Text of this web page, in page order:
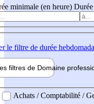
minimale (en heure)
le filtre de durée
filtres de Domaine pro
professionel
Achats / Comptabilité /